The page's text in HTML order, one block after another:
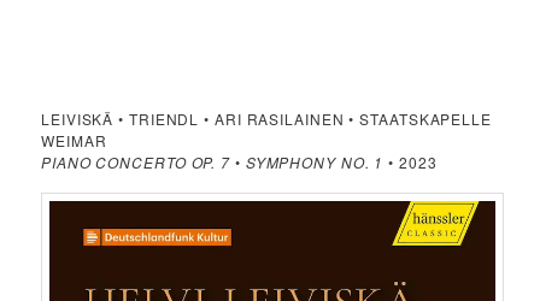
LEIVISKÄ • TRIENDL • ARI RASILAINEN • STAATSKAPELLE
WEIMAR
PIANO CONCERTO OP. 7 • SYMPHONY NO. 1 • 2023